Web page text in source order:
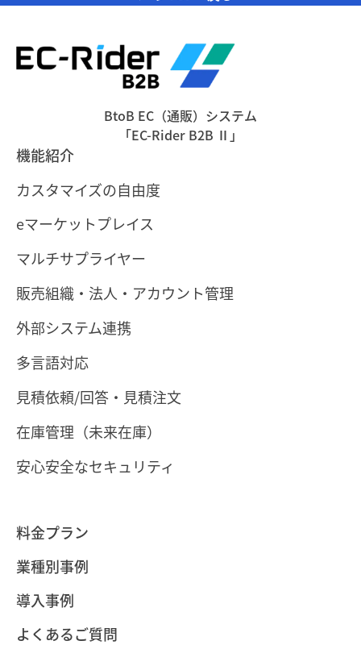
BtoB EC（通販）システム
「EC-Rider B2B Ⅱ」
機能紹介
カスタマイズの自由度
eマーケットプレイス
マルチサプライヤー
販売組織・法人・アカウント管理
外部システム連携
多言語対応
見積依頼/回答・見積注文
在庫管理（未来在庫）
安心安全なセキュリティ
料金プラン
業種別事例
導入事例
よくあるご質問